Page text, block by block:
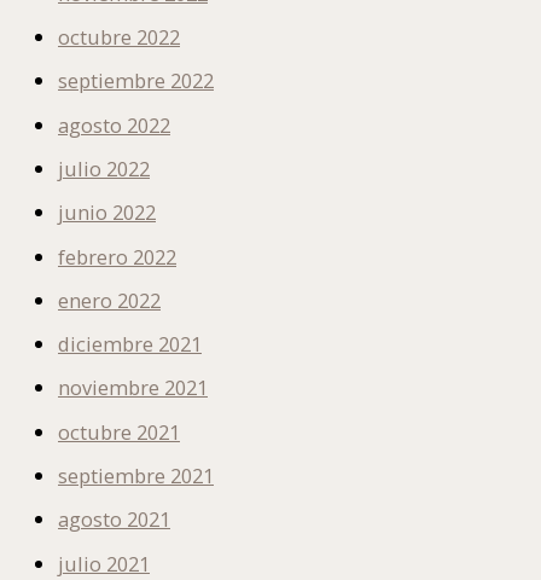
octubre 2022
septiembre 2022
agosto 2022
julio 2022
junio 2022
febrero 2022
enero 2022
diciembre 2021
noviembre 2021
octubre 2021
septiembre 2021
agosto 2021
julio 2021